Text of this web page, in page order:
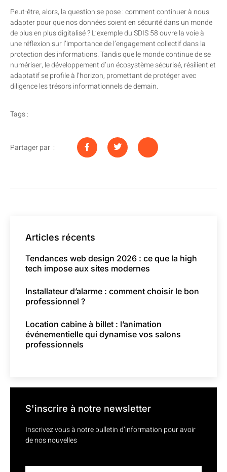
Peut-être, alors, la question se pose : comment continuer à nous
adapter pour que nos données soient en sécurité dans un monde
de plus en plus digitalisé ? L’exemple du SDIS 58 ouvre la voie à
une réflexion sur l’importance de l’engagement collectif dans la
protection des informations. Tandis que le monde continue de se
numériser, le développement d’un écosystème sécurisé, résilient et
adaptatif se profile à l’horizon, promettant de protéger avec
diligence les trésors informationnels de demain.
Tags :
Partager par :
Articles récents
Tendances web design 2026 : ce que la high
tech impose aux sites modernes
Installateur d’alarme : comment choisir le bon
professionnel ?
Location cabine à billet : l’animation
événementielle qui dynamise vos salons
professionnels
S'inscrire à notre newsletter
Inscrivez vous à notre bulletin d’information pour avoir
de nos nouvelles